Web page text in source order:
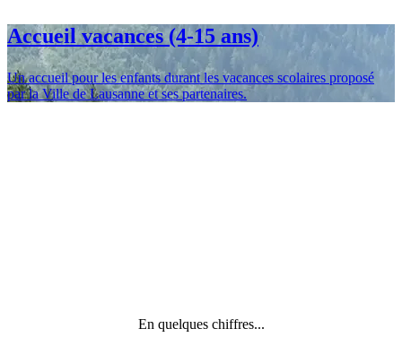
Accueil vacances (4-15 ans)
Un accueil pour les enfants durant les vacances scolaires proposé
par la Ville de Lausanne et ses partenaires.
En quelques chiffres...